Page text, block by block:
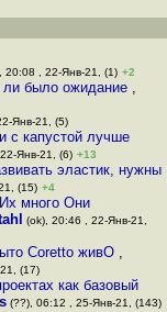
20:08 , 22-Янв-21, (1) +2
ли было ожидание ,
Янв-21, (5)
с капустой лучше
Янв-21, (6) +13
эластик, нужны
(15) +4
много Они
(ok), 20:46 , 22-Янв-21,
Coretto живО ,
(17)
как базовый
(??), 06:12 , 25-Янв-21, (143)